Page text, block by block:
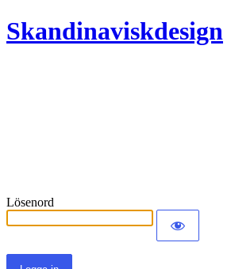
Skandinaviskdesign
Lösenord